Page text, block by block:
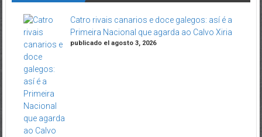
Catro rivais canarios e doce galegos: así é a
Primeira Nacional que agarda ao Calvo Xiria
publicado el agosto 3, 2026